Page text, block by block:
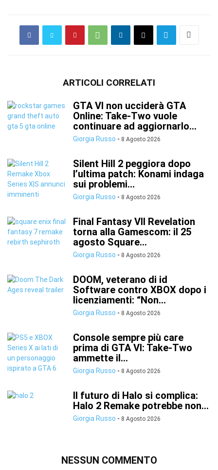
ARTICOLI CORRELATI
GTA VI non ucciderà GTA
Online: Take-Two vuole
continuare ad aggiornarlo...
Giorgia Russo - 8 Agosto 2026
Silent Hill 2 peggiora dopo
l’ultima patch: Konami indaga
sui problemi...
Giorgia Russo - 8 Agosto 2026
Final Fantasy VII Revelation
torna alla Gamescom: il 25
agosto Square...
Giorgia Russo - 8 Agosto 2026
DOOM, veterano di id
Software contro XBOX dopo i
licenziamenti: “Non...
Giorgia Russo - 8 Agosto 2026
Console sempre più care
prima di GTA VI: Take-Two
ammette il...
Giorgia Russo - 8 Agosto 2026
Il futuro di Halo si complica:
Halo 2 Remake potrebbe non...
Giorgia Russo - 8 Agosto 2026
NESSUN COMMENTO